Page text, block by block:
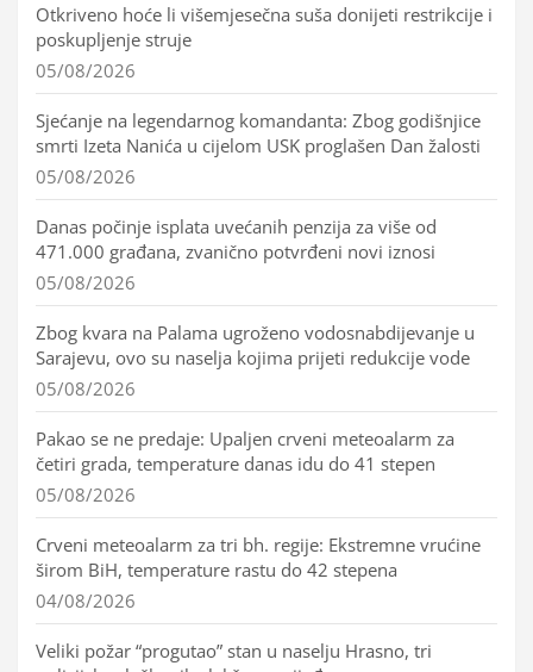
Otkriveno hoće li višemjesečna suša donijeti restrikcije i
poskupljenje struje
05/08/2026
Sjećanje na legendarnog komandanta: Zbog godišnjice
smrti Izeta Nanića u cijelom USK proglašen Dan žalosti
05/08/2026
Danas počinje isplata uvećanih penzija za više od
471.000 građana, zvanično potvrđeni novi iznosi
05/08/2026
Zbog kvara na Palama ugroženo vodosnabdijevanje u
Sarajevu, ovo su naselja kojima prijeti redukcije vode
05/08/2026
Pakao se ne predaje: Upaljen crveni meteoalarm za
četiri grada, temperature danas idu do 41 stepen
05/08/2026
Crveni meteoalarm za tri bh. regije: Ekstremne vrućine
širom BiH, temperature rastu do 42 stepena
04/08/2026
Veliki požar “progutao” stan u naselju Hrasno, tri